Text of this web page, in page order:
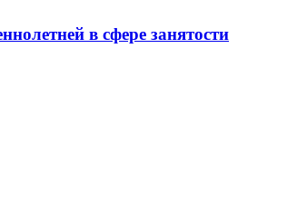
в сфере занятости